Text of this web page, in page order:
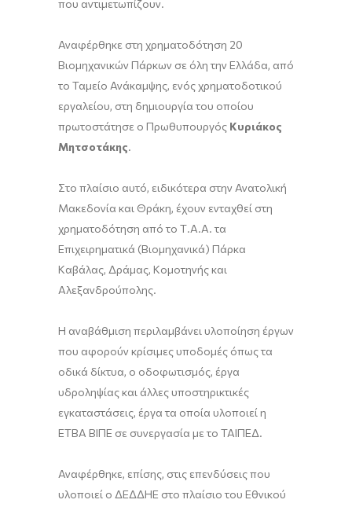
που αντιμετωπίζουν.
Αναφέρθηκε στη χρηματοδότηση 20
Βιομηχανικών Πάρκων σε όλη την Ελλάδα, από
το Ταμείο Ανάκαμψης, ενός χρηματοδοτικού
εργαλείου, στη δημιουργία του οποίου
πρωτοστάτησε ο Πρωθυπουργός Κυριάκος
Μητσοτάκης.
Στο πλαίσιο αυτό, ειδικότερα στην Ανατολική
Μακεδονία και Θράκη, έχουν ενταχθεί στη
χρηματοδότηση από το Τ.Α.Α. τα
Επιχειρηματικά (Βιομηχανικά) Πάρκα
Καβάλας, Δράμας, Κομοτηνής και
Αλεξανδρούπολης.
Η αναβάθμιση περιλαμβάνει υλοποίηση έργων
που αφορούν κρίσιμες υποδομές όπως τα
οδικά δίκτυα, ο οδοφωτισμός, έργα
υδροληψίας και άλλες υποστηρικτικές
εγκαταστάσεις, έργα τα οποία υλοποιεί η
ΕΤΒΑ ΒΙΠΕ σε συνεργασία με το ΤΑΙΠΕΔ.
Αναφέρθηκε, επίσης, στις επενδύσεις που
υλοποιεί ο ΔΕΔΔΗΕ στο πλαίσιο του Εθνικού